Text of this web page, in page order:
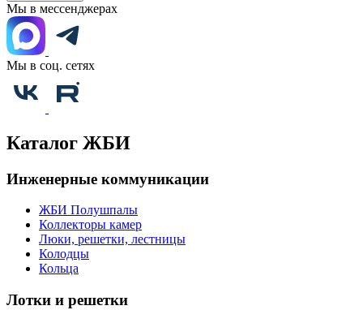
Мы в мессенджерах
Мы в соц. сетях
Каталог ЖБИ
Инженерные коммуникации
ЖБИ Полушпалы
Коллекторы камер
Люки, решетки, лестницы
Колодцы
Кольца
Лотки и решетки